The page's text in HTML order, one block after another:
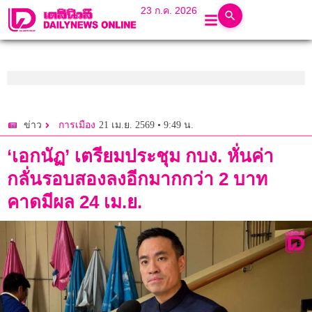
23 ก.ค. 2026
ข่าว การเมือง 21 เม.ย. 2569 • 9:49 น.
‘เอกนัฏ’ เตรียมประชุม กบง. หั่นค่า
กลั่นรอบสองลงอีกมากกว่า 2 บาท
คาดมีผล 24 เม.ย.